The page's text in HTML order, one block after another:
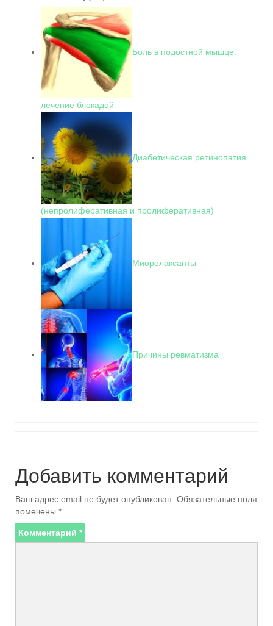
Боль в подостной мышце:
лечение блокадой
Диабетическая ретинопатия
(непролиферативная и пролиферативная)
Миорелаксанты
Причины ревматизма
Добавить комментарий
Ваш адрес email не будет опубликован. Обязательные поля
помечены *
Комментарий *